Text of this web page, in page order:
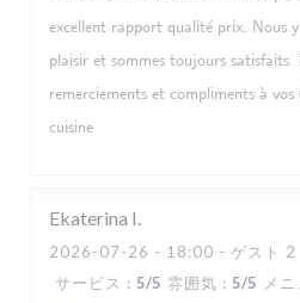
excellent rapport qualité prix. Nous
plaisir et sommes toujours
remerciements et compliments à vos
cuisine
Ekaterina I
2026-07-26 - 18:00 - ゲスト 2
サービス : 5/5 雰囲気 : 5/5 メニ